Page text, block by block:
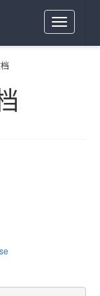
Toggle
navigation